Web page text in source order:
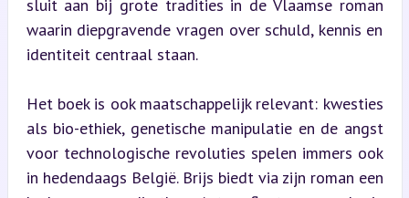
sluit aan bij grote tradities in de Vlaamse roman
waarin diepgravende vragen over schuld, kennis en
identiteit centraal staan.
Het boek is ook maatschappelijk relevant: kwesties
als bio-ethiek, genetische manipulatie en de angst
voor technologische revoluties spelen immers ook
in hedendaags België. Brijs biedt via zijn roman een